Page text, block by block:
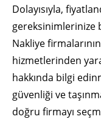
Dolayısıyla,
gereksinimlerinize
Nakliye
hizmetlerinden
hakkında bilgi
güvenliği ve
doğru firmayı